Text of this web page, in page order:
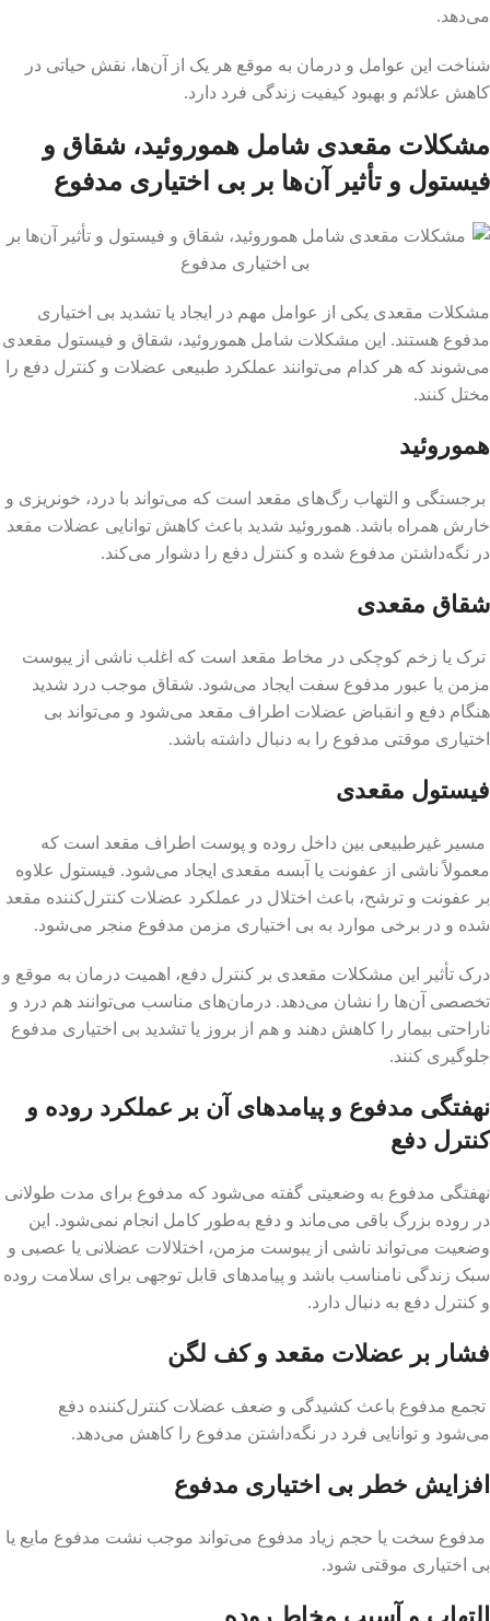
می‌دهد.
شناخت این عوامل و درمان به موقع هر یک از آن‌ها، نقش حیاتی در
کاهش علائم و بهبود کیفیت زندگی فرد دارد.
مشکلات مقعدی شامل هموروئید، شقاق و
فیستول و تأثیر آن‌ها بر بی اختیاری مدفوع
مشکلات مقعدی یکی از عوامل مهم در ایجاد یا تشدید بی اختیاری
مدفوع هستند. این مشکلات شامل هموروئید، شقاق و فیستول مقعدی
می‌شوند که هر کدام می‌توانند عملکرد طبیعی عضلات و کنترل دفع را
مختل کنند.
هموروئید
برجستگی و التهاب رگ‌های مقعد است که می‌تواند با درد، خونریزی و
خارش همراه باشد. هموروئید شدید باعث کاهش توانایی عضلات مقعد
در نگه‌داشتن مدفوع شده و کنترل دفع را دشوار می‌کند.
شقاق مقعدی
ترک یا زخم کوچکی در مخاط مقعد است که اغلب ناشی از یبوست
مزمن یا عبور مدفوع سفت ایجاد می‌شود. شقاق موجب درد شدید
هنگام دفع و انقباض عضلات اطراف مقعد می‌شود و می‌تواند بی
اختیاری موقتی مدفوع را به دنبال داشته باشد.
فیستول مقعدی
مسیر غیرطبیعی بین داخل روده و پوست اطراف مقعد است که
معمولاً ناشی از عفونت یا آبسه مقعدی ایجاد می‌شود. فیستول علاوه
بر عفونت و ترشح، باعث اختلال در عملکرد عضلات کنترل‌کننده مقعد
شده و در برخی موارد به بی اختیاری مزمن مدفوع منجر می‌شود.
درک تأثیر این مشکلات مقعدی بر کنترل دفع، اهمیت درمان به موقع و
تخصصی آن‌ها را نشان می‌دهد. درمان‌های مناسب می‌توانند هم درد و
ناراحتی بیمار را کاهش دهند و هم از بروز یا تشدید بی اختیاری مدفوع
جلوگیری کنند.
نهفتگی مدفوع و پیامدهای آن بر عملکرد روده و
کنترل دفع
نهفتگی مدفوع به وضعیتی گفته می‌شود که مدفوع برای مدت طولانی
در روده بزرگ باقی می‌ماند و دفع به‌طور کامل انجام نمی‌شود. این
وضعیت می‌تواند ناشی از یبوست مزمن، اختلالات عضلانی یا عصبی و
سبک زندگی نامناسب باشد و پیامدهای قابل توجهی برای سلامت روده
و کنترل دفع به دنبال دارد.
فشار بر عضلات مقعد و کف لگن
تجمع مدفوع باعث کشیدگی و ضعف عضلات کنترل‌کننده دفع
می‌شود و توانایی فرد در نگه‌داشتن مدفوع را کاهش می‌دهد.
افزایش خطر بی اختیاری مدفوع
مدفوع سخت یا حجم زیاد مدفوع می‌تواند موجب نشت مدفوع مایع یا
بی اختیاری موقتی شود.